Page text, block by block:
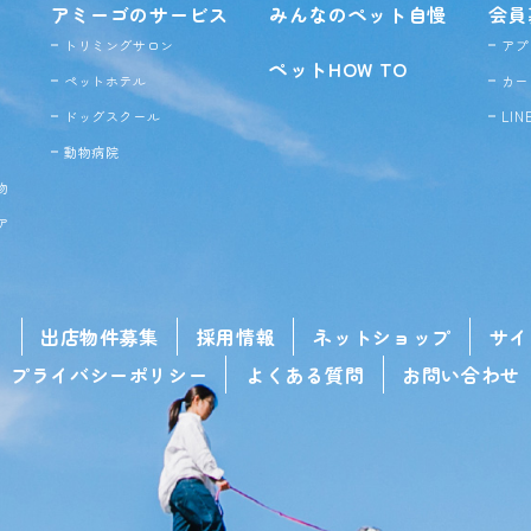
アミーゴのサービス
トリミングサロン
ペットホテル
ドッグスクール
動物病院
みんなのペット自慢
ペットHOW TO
会
ア
カ
出店物件募集 採用情報 ネットショップ
サ
プライバシーポリシー
よくある質問 お問い合わせ